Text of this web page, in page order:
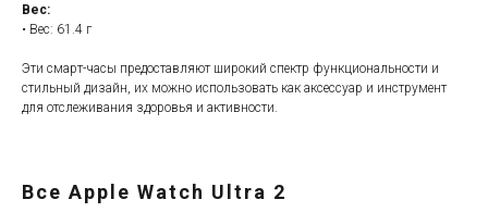
Вес:
• Вес: 61.4 г
Эти смарт-часы предоставляют широкий спектр функциональности и
стильный дизайн, их можно использовать как аксессуар и инструмент
для отслеживания здоровья и активности.
Все Apple Watch Ultra 2